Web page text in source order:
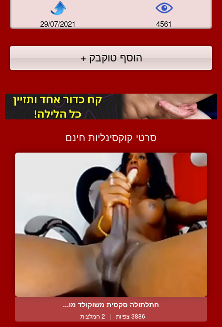
29/07/2021 4561
הוסף טוקבק +
סרטי קוקסינליות חינם
חתלתולה סקסית משוקולד מו...
3886 צפיות | 2 המלצות